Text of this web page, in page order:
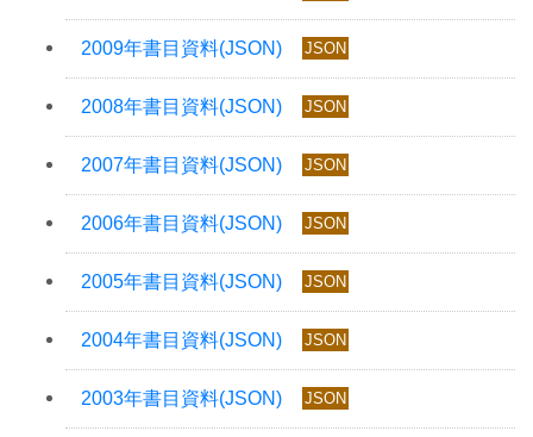
JSON
JSON
JSON
JSON
JSON
JSON
JSON